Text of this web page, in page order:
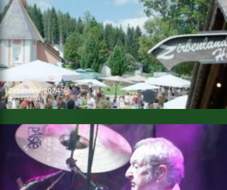
Zirbenfest 2024
14.08.2024